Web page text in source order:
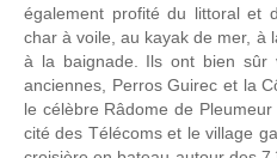
également profité du littoral et
char à voile, au kayak de mer, à
à la baignade. Ils ont bien sûr
anciennes, Perros Guirec et la
le célèbre Râdome de
cité des Télécoms et le village